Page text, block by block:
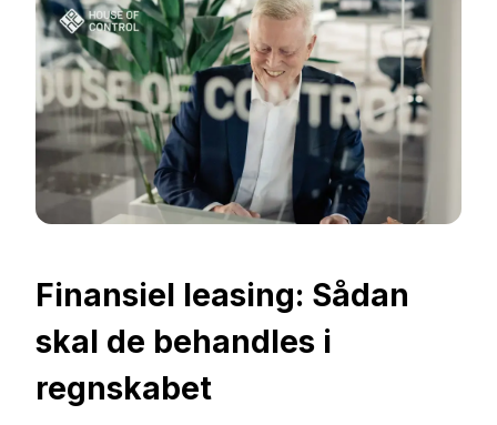
Finansiel leasing: Sådan
skal de behandles i
regnskabet